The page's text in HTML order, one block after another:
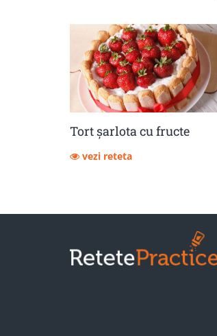
Tort șarlota cu fructe
vezi reteta